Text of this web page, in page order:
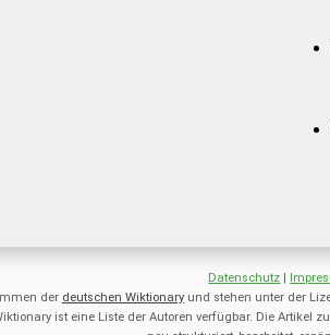
Datenschutz |
der deutschen Wiktionaryund stehen unter der
ist eine Liste der Autoren verfügbar. Die